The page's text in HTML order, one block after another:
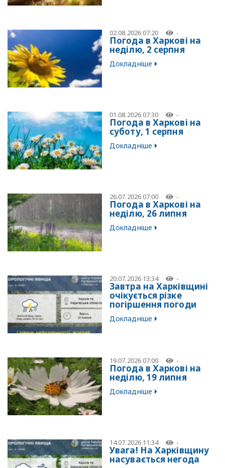
02.08.2026 07:20 -
Погода в Харкові на
неділю, 2 серпня
Докладніше
01.08.2026 07:30 -
Погода в Харкові на
суботу, 1 серпня
Докладніше
26.07.2026 07:00 -
Погода в Харкові на
неділю, 26 липня
Докладніше
20.07.2026 13:34 -
Завтра на Харківщині
очікується різке
погіршення погоди
Докладніше
19.07.2026 07:00 -
Погода в Харкові на
неділю, 19 липня
Докладніше
14.07.2026 11:34 -
Увага! На Харківщину
насувається негода